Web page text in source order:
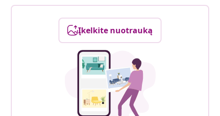
Įkelkite nuotrauką